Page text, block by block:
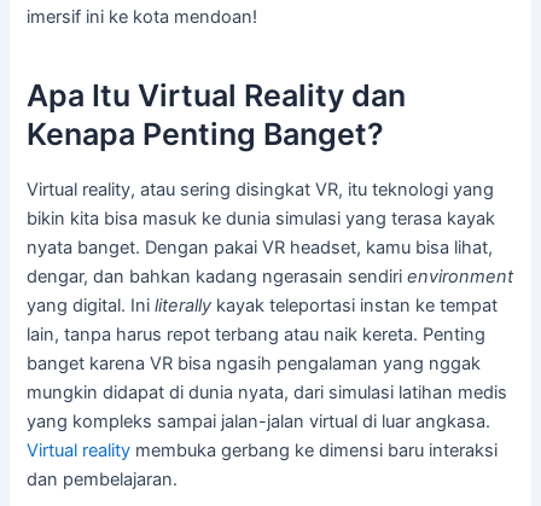
imersif ini ke kota mendoan!
Apa Itu Virtual Reality dan
Kenapa Penting Banget?
Virtual reality, atau sering disingkat VR, itu teknologi yang
bikin kita bisa masuk ke dunia simulasi yang terasa kayak
nyata banget. Dengan pakai VR headset, kamu bisa lihat,
dengar, dan bahkan kadang ngerasain sendirienvironment
yang digital. Iniliterally kayak teleportasi instan ke tempat
lain, tanpa harus repot terbang atau naik kereta. Penting
banget karena VR bisa ngasih pengalaman yang nggak
mungkin didapat di dunia nyata, dari simulasi latihan medis
yang kompleks sampai jalan-jalan virtual di luar angkasa.
Virtual reality membuka gerbang ke dimensi baru interaksi
dan pembelajaran.